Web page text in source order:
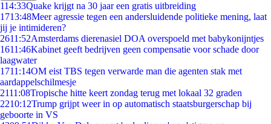
114:33Quake krijgt na 30 jaar een gratis uitbreiding
1713:48Meer agressie tegen een andersluidende politieke mening, laat
jij je intimideren?
2611:52Amsterdams dierenasiel DOA overspoeld met babykonijntjes
1611:46Kabinet geeft bedrijven geen compensatie voor schade door
laagwater
1711:14OM eist TBS tegen verwarde man die agenten stak met
aardappelschilmesje
2111:08Tropische hitte keert zondag terug met lokaal 32 graden
2210:12Trump grijpt weer in op automatisch staatsburgerschap bij
geboorte in VS